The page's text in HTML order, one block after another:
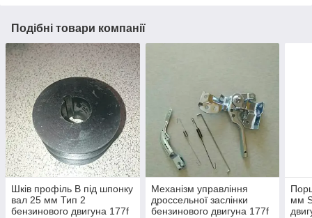
Подібні товари компанії
Шків профіль B під шпонку
вал 25 мм Тип 2
бензинового двигуна 177f
Механізм управління
дроссельної заслінки
бензинового двигуна 177f
мм